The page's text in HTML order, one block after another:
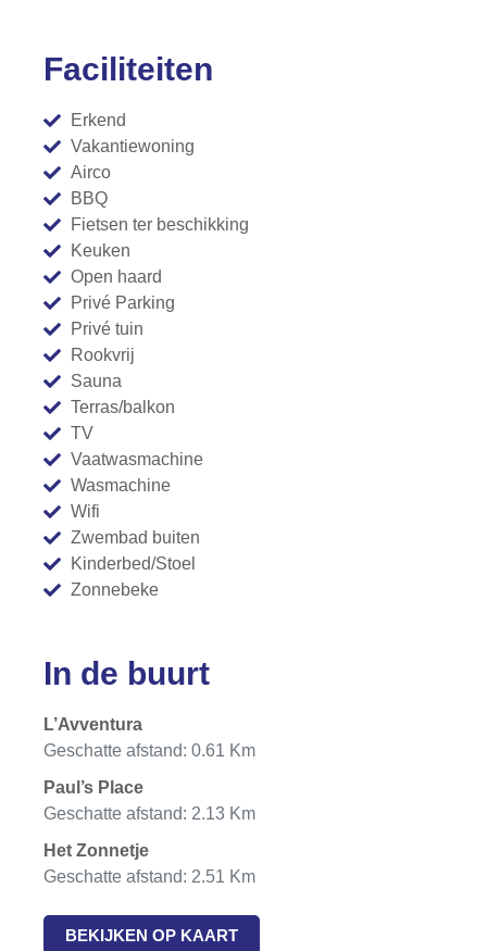
Faciliteiten
Erkend
Vakantiewoning
Airco
BBQ
Fietsen ter beschikking
Keuken
Open haard
Privé Parking
Privé tuin
Rookvrij
Sauna
Terras/balkon
TV
Vaatwasmachine
Wasmachine
Wifi
Zwembad buiten
Kinderbed/Stoel
Zonnebeke
In de buurt
L’Avventura
Geschatte afstand: 0.61 Km
Paul’s Place
Geschatte afstand: 2.13 Km
Het Zonnetje
Geschatte afstand: 2.51 Km
BEKIJKEN OP KAART